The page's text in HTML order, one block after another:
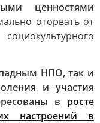
ценностями
оторвать от
НПО, так и
и участия
в росте
настроений в